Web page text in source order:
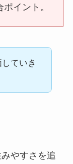
イント。
ていき
やすさを追